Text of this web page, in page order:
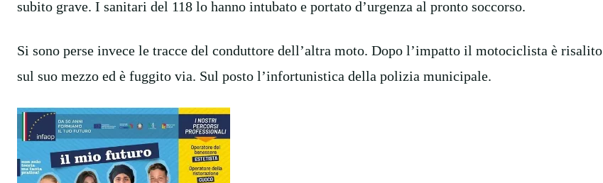
subito grave. I sanitari del 118 lo hanno intubato e portato d’urgenza al pronto soccorso.
Si sono perse invece le tracce del conduttore dell’altra moto. Dopo l’impatto il motociclista è risalito
sul suo mezzo ed è fuggito via. Sul posto l’infortunistica della polizia municipale.